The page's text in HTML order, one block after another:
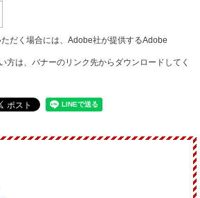
だく場合には、Adobe社が提供するAdobe
方は、バナーのリンク先からダウンロードしてく